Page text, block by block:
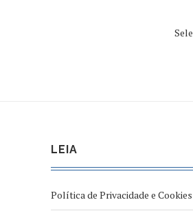
LEIA
Política de Privacidade e Cookies